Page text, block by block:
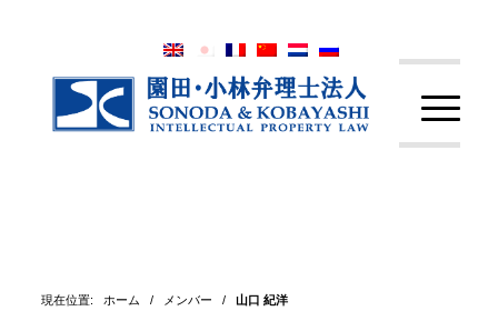
現在位置: ホーム / メンバー / 山口 紀洋